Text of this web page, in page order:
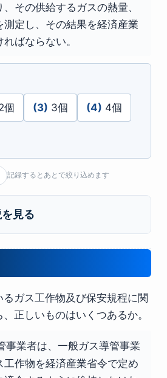
その供給するガスの熱量、
測定し、その結果を経済産業
ばならない。
個 (3) 3個 (4) 4個
記録するとあとで絞り込めます
見る
ガス工作物及び保安規程に関
正しいものはいくつあるか。
事業者は、一般ガス導管事業
工作物を経済産業省令で定め